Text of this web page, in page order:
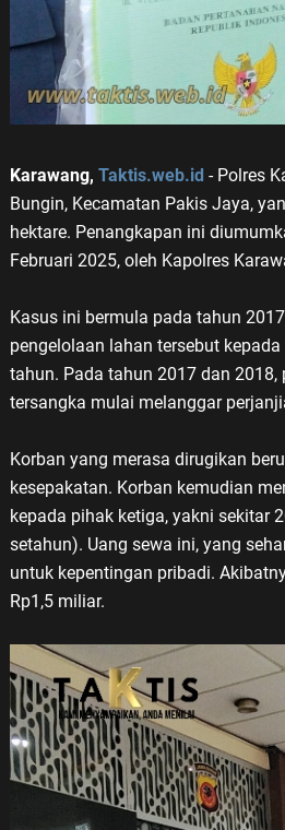
Karawang, Taktis.web.id - Polres
Bungin, Kecamatan Pakis Jaya,
hektare. Penangkapan ini
Februari 2025, oleh Kapolres
Kasus ini bermula pada tahun
pengelolaan lahan tersebut
tahun. Pada tahun 2017 dan
tersangka mulai melanggar
Korban yang merasa dirugikan
kesepakatan. Korban kemudian
kepada pihak ketiga, yakni sekitar
setahun). Uang sewa ini, yang
untuk kepentingan pribadi.
Rp1,5 miliar.